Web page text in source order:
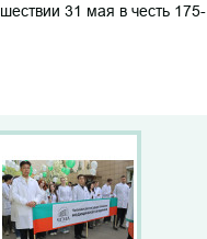
31 мая в честь 175-